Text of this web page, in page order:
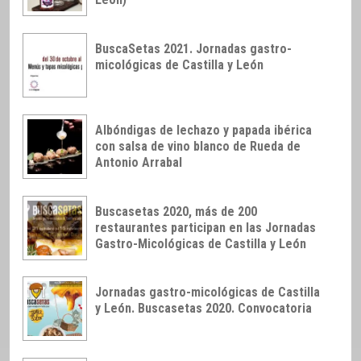
BuscaSetas 2021. Jornadas gastro-
micológicas de Castilla y León
Albóndigas de lechazo y papada ibérica
con salsa de vino blanco de Rueda de
Antonio Arrabal
Buscasetas 2020, más de 200
restaurantes participan en las Jornadas
Gastro-Micológicas de Castilla y León
Jornadas gastro-micológicas de Castilla
y León. Buscasetas 2020. Convocatoria